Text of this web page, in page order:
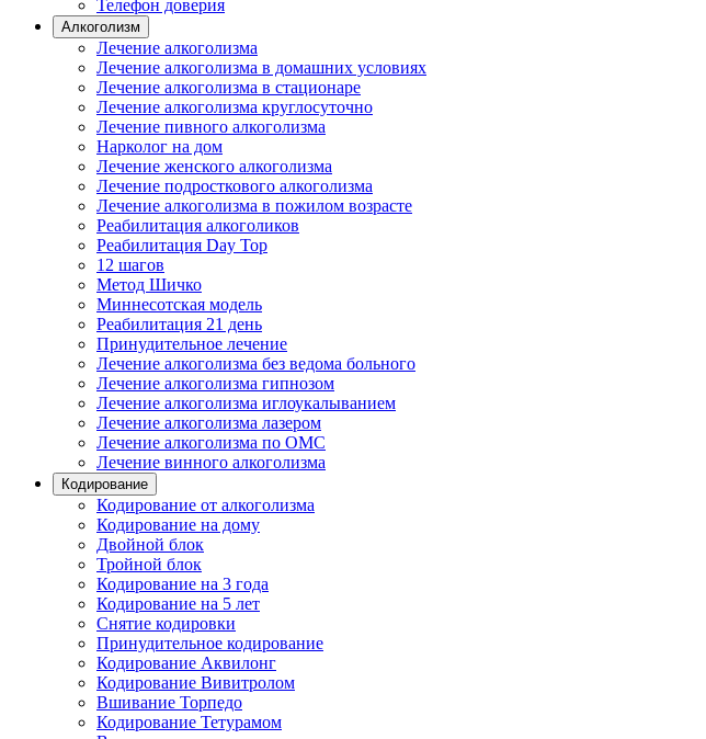
Телефон доверия
Алкоголизм
Лечение алкоголизма
Лечение алкоголизма в домашних условиях
Лечение алкоголизма в стационаре
Лечение алкоголизма круглосуточно
Лечение пивного алкоголизма
Нарколог на дом
Лечение женского алкоголизма
Лечение подросткового алкоголизма
Лечение алкоголизма в пожилом возрасте
Реабилитация алкоголиков
Реабилитация Day Top
12 шагов
Метод Шичко
Миннесотская модель
Реабилитация 21 день
Принудительное лечение
Лечение алкоголизма без ведома больного
Лечение алкоголизма гипнозом
Лечение алкоголизма иглоукалыванием
Лечение алкоголизма лазером
Лечение алкоголизма по ОМС
Лечение винного алкоголизма
Кодирование
Кодирование от алкоголизма
Кодирование на дому
Двойной блок
Тройной блок
Кодирование на 3 года
Кодирование на 5 лет
Снятие кодировки
Принудительное кодирование
Кодирование Аквилонг
Кодирование Вивитролом
Вшивание Торпедо
Кодирование Тетурамом